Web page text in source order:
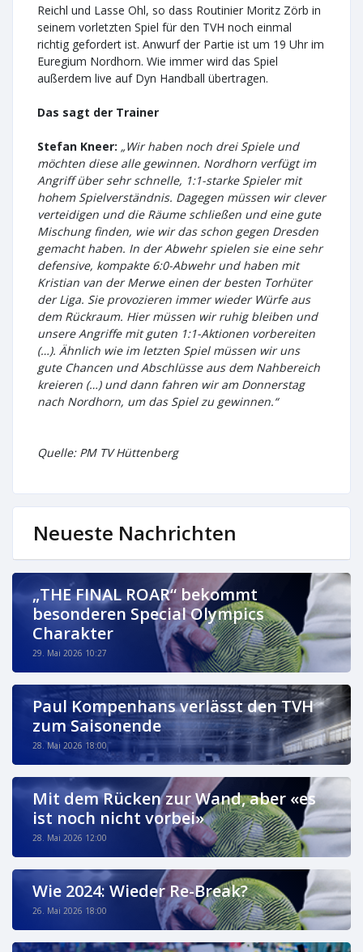
Reichl und Lasse Ohl, so dass Routinier Moritz Zörb in
seinem vorletzten Spiel für den TVH noch einmal
richtig gefordert ist. Anwurf der Partie ist um 19 Uhr im
Euregium Nordhorn. Wie immer wird das Spiel
außerdem live auf Dyn Handball übertragen.
Das sagt der Trainer
Stefan Kneer: „Wir haben noch drei Spiele und
möchten diese alle gewinnen. Nordhorn verfügt im
Angriff über sehr schnelle, 1:1-starke Spieler mit
hohem Spielverständnis. Dagegen müssen wir clever
verteidigen und die Räume schließen und eine gute
Mischung finden, wie wir das schon gegen Dresden
gemacht haben. In der Abwehr spielen sie eine sehr
defensive, kompakte 6:0-Abwehr und haben mit
Kristian van der Merwe einen der besten Torhüter
der Liga. Sie provozieren immer wieder Würfe aus
dem Rückraum. Hier müssen wir ruhig bleiben und
unsere Angriffe mit guten 1:1-Aktionen vorbereiten
(…). Ähnlich wie im letzten Spiel müssen wir uns
gute Chancen und Abschlüsse aus dem Nahbereich
kreieren (…) und dann fahren wir am Donnerstag
nach Nordhorn, um das Spiel zu gewinnen.“
Quelle: PM TV Hüttenberg
Neueste Nachrichten
„THE FINAL ROAR“ bekommt
besonderen Special Olympics
Charakter
29. Mai 2026 10:27
Paul Kompenhans verlässt den TVH
zum Saisonende
28. Mai 2026 18:00
Mit dem Rücken zur Wand, aber «es
ist noch nicht vorbei»
28. Mai 2026 12:00
Wie 2024: Wieder Re-Break?
26. Mai 2026 18:00